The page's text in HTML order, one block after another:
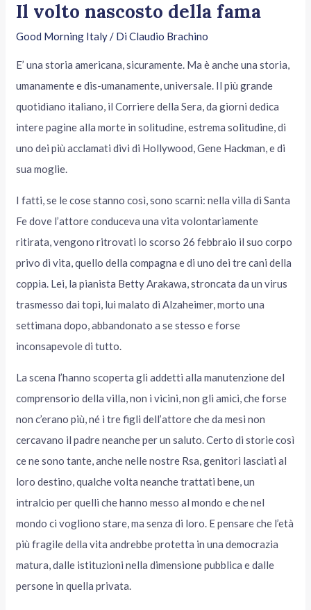
Il volto nascosto della fama
Good Morning Italy/ DiClaudio Brachino
E’ una storia americana, sicuramente. Ma è anche una storia,
umanamente e dis-umanamente, universale. Il più grande
quotidiano italiano, il Corriere della Sera, da giorni dedica
intere pagine alla morte in solitudine, estrema solitudine, di
uno dei più acclamati divi di Hollywood, Gene Hackman, e di
sua moglie.
I fatti, se le cose stanno così, sono scarni: nella villa di Santa
Fe dove l’attore conduceva una vita volontariamente
ritirata, vengono ritrovati lo scorso 26 febbraio il suo corpo
privo di vita, quello della compagna e di uno dei tre cani della
coppia. Lei, la pianista Betty Arakawa, stroncata da un virus
trasmesso dai topi, lui malato di Alzaheimer, morto una
settimana dopo, abbandonato a se stesso e forse
inconsapevole di tutto.
La scena l’hanno scoperta gli addetti alla manutenzione del
comprensorio della villa, non i vicini, non gli amici, che forse
non c’erano più, né i tre figli dell’attore che da mesi non
cercavano il padre neanche per un saluto. Certo di storie così
ce ne sono tante, anche nelle nostre Rsa, genitori lasciati al
loro destino, qualche volta neanche trattati bene, un
intralcio per quelli che hanno messo al mondo e che nel
mondo ci vogliono stare, ma senza di loro. E pensare che l’età
più fragile della vita andrebbe protetta in una democrazia
matura, dalle istituzioni nella dimensione pubblica e dalle
persone in quella privata.